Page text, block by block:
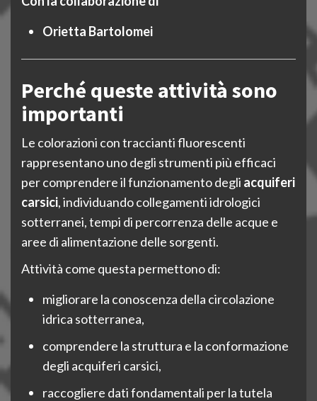
Orietta Bartolomei
Perché queste attività sono
importanti
Le colorazioni con traccianti fluorescenti
rappresentano uno degli strumenti più efficaci
per comprendere il funzionamento degli acquiferi
carsici, individuando collegamenti idrologici
sotterranei, tempi di percorrenza delle acque e
aree di alimentazione delle sorgenti.
Attività come questa permettono di:
migliorare la conoscenza della circolazione
idrica sotterranea,
comprendere la struttura e la conformazione
degli acquiferi carsici,
raccogliere dati fondamentali per la tutela